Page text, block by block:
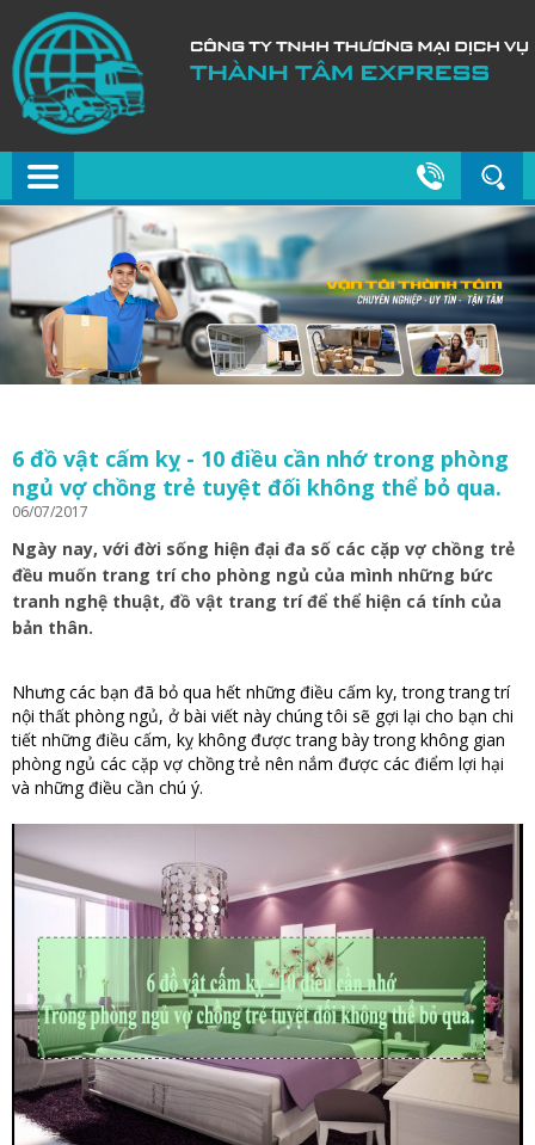
6 đồ vật cấm kỵ - 10 điều cần nhớ trong phòng
ngủ vợ chồng trẻ tuyệt đối không thể bỏ qua.
06/07/2017
Ngày nay, với đời sống hiện đại đa số các cặp vợ chồng trẻ
đều muốn trang trí cho phòng ngủ của mình những bức
tranh nghệ thuật, đồ vật trang trí để thể hiện cá tính của
bản thân.
Nhưng các bạn đã bỏ qua hết những điều cấm ky, trong trang trí
nội thất phòng ngủ, ở bài viết này chúng tôi sẽ gợi lại cho bạn chi
tiết những điều cấm, kỵ không được trang bày trong không gian
phòng ngủ các cặp vợ chồng trẻ nên nắm được các điểm lợi hại
và những điều cần chú ý.